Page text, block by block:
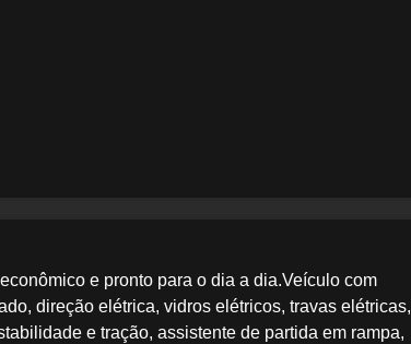
e pronto para o dia a dia.Veículo com
direção elétrica, vidros elétricos, travas elétricas,
e tração, assistente de partida em rampa,